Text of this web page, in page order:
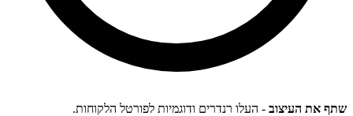
שתף את העיצוב - העלו רנדרים ודוגמיות לפורטל הלקוחות.